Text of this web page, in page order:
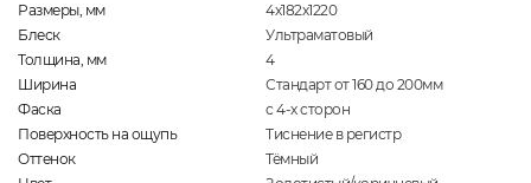
Размеры, мм
4х182х1220
Блеск
Ультраматовый
Толщина, мм
4
Ширина
Стандарт от 160 до 200мм
Фаска
с 4-х сторон
Поверхность на ощупь
Тиснение в регистр
Оттенок
Тёмный